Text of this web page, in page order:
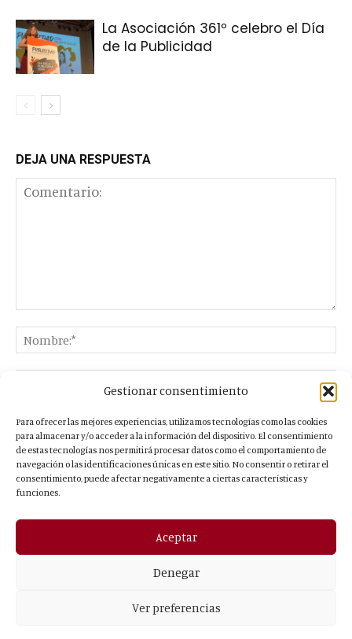
Gestionar consentimiento
Para ofrecer las mejores experiencias, utilizamos tecnologías como las cookies
para almacenar y/o acceder a la información del dispositivo. El consentimiento
de estas tecnologías nos permitirá procesar datos como el comportamiento de
navegación o las identificaciones únicas en este sitio. No consentir o retirar el
consentimiento, puede afectar negativamente a ciertas características y
funciones.
Aceptar
Denegar
Ver preferencias
La Asociación 361º celebro el Día
de la Publicidad
DEJA UNA RESPUESTA
- Publicidad -
Política de privacidad
Aviso legal